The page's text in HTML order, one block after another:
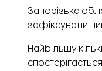
Запорізька
зафіксували
Найбільшу